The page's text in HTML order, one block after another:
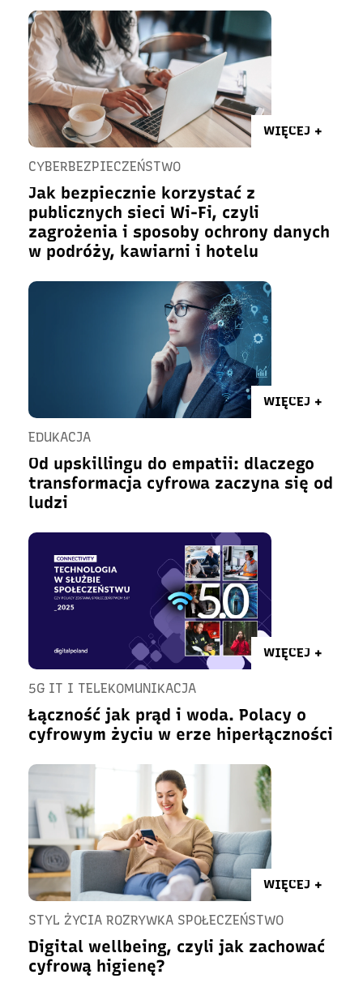
WIĘCEJ +
CYBERBEZPIECZEŃSTWO
Jak bezpiecznie korzystać z
publicznych sieci Wi-Fi, czyli
zagrożenia i sposoby ochrony danych
w podróży, kawiarni i hotelu
WIĘCEJ +
EDUKACJA
Od upskillingu do empatii: dlaczego
transformacja cyfrowa zaczyna się od
ludzi
WIĘCEJ +
5G IT I TELEKOMUNIKACJA
Łączność jak prąd i woda. Polacy o
cyfrowym życiu w erze hiperłączności
WIĘCEJ +
STYL ŻYCIA ROZRYWKA SPOŁECZEŃSTWO
Digital wellbeing, czyli jak zachować
cyfrową higienę?